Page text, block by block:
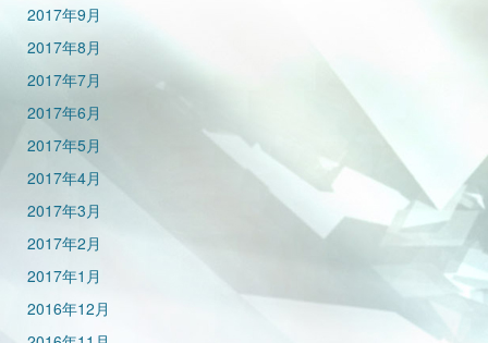
2017年9月
2017年8月
2017年7月
2017年6月
2017年5月
2017年4月
2017年3月
2017年2月
2017年1月
2016年12月